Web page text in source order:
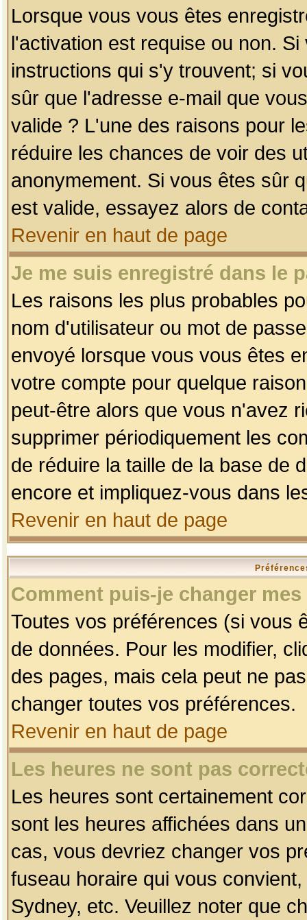
Lorsque vous vous êtes
l'activation est requise ou non.
instructions qui s'y trouvent; si
sûr que l'adresse e-mail que
valide ? L'une des raisons pour
réduire les chances de voir des
anonymement. Si vous êtes sûr
est valide, essayez alors de
Revenir en haut de page
Je me suis enregistré dans le
Les raisons les plus probables
nom d'utilisateur ou mot de
envoyé lorsque vous vous êtes
votre compte pour quelque
peut-être alors que vous n'avez
supprimer périodiquement les
de réduire la taille de la base de
encore et impliquez-vous dans
Revenir en haut de page
Comment puis-je changer
Toutes vos préférences (si vous
de données. Pour les modifier,
des pages, mais cela peut ne
changer toutes vos préférences.
Revenir en haut de page
Les heures ne sont pas
Les heures sont certainement
sont les heures affichées dans
cas, vous devriez changer vos
fuseau horaire qui vous
Sydney, etc. Veuillez noter que